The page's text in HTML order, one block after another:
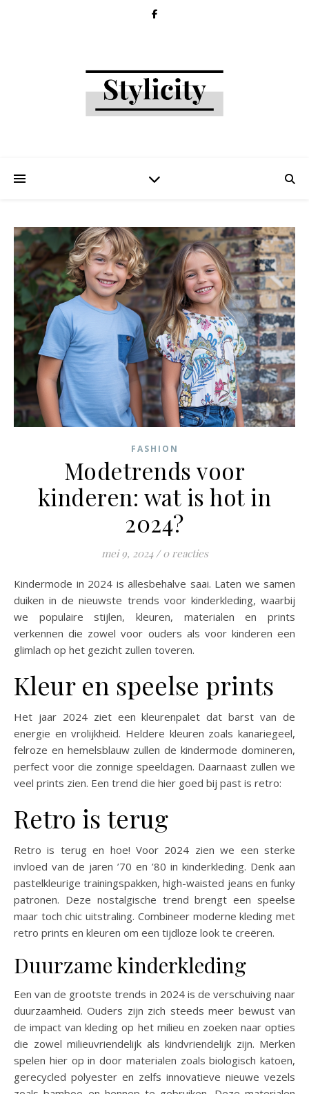
FASHION
Modetrends voor
kinderen: wat is hot in
2024?
mei 9, 2024 / 0 reacties
Kindermode in 2024 is allesbehalve saai. Laten we samen
duiken in de nieuwste trends voor kinderkleding, waarbij
we populaire stijlen, kleuren, materialen en prints
verkennen die zowel voor ouders als voor kinderen een
glimlach op het gezicht zullen toveren.
Kleur en speelse prints
Het jaar 2024 ziet een kleurenpalet dat barst van de
energie en vrolijkheid. Heldere kleuren zoals kanariegeel,
felroze en hemelsblauw zullen de kindermode domineren,
perfect voor die zonnige speeldagen. Daarnaast zullen we
veel prints zien. Een trend die hier goed bij past is retro:
Retro is terug
Retro is terug en hoe! Voor 2024 zien we een sterke
invloed van de jaren ’70 en ’80 in kinderkleding. Denk aan
pastelkleurige trainingspakken, high-waisted jeans en funky
patronen. Deze nostalgische trend brengt een speelse
maar toch chic uitstraling. Combineer moderne kleding met
retro prints en kleuren om een tijdloze look te creëren.
Duurzame kinderkleding
Een van de grootste trends in 2024 is de verschuiving naar
duurzaamheid. Ouders zijn zich steeds meer bewust van
de impact van kleding op het milieu en zoeken naar opties
die zowel milieuvriendelijk als kindvriendelijk zijn. Merken
spelen hier op in door materialen zoals biologisch katoen,
gerecycled polyester en zelfs innovatieve nieuwe vezels